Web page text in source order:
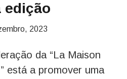
edição
2023
da “La Maison
está a promover uma